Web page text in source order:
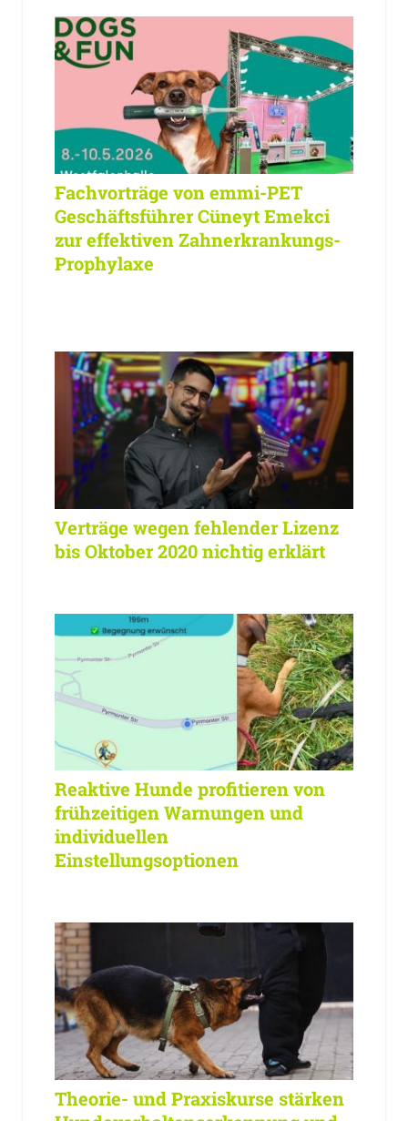
Fachvorträge von emmi-PET
Geschäftsführer Cüneyt Emekci
zur effektiven Zahnerkrankungs-
Prophylaxe
Verträge wegen fehlender Lizenz
bis Oktober 2020 nichtig erklärt
Reaktive Hunde profitieren von
frühzeitigen Warnungen und
individuellen
Einstellungsoptionen
Theorie- und Praxiskurse stärken